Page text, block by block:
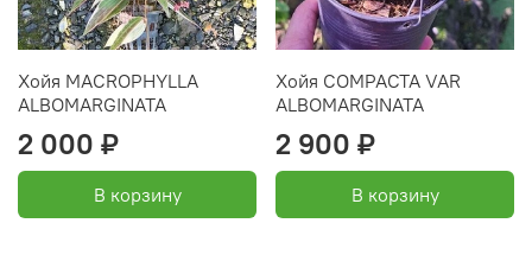
Хойя MACROPHYLLA
ALBOMARGINATA
2 000 ₽
В корзину
Хойя COMPACTA VAR
ALBOMARGINATA
2 900 ₽
В корзину